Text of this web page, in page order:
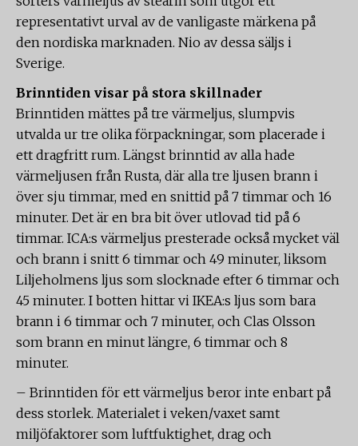
representativt urval av de vanligaste märkena på
den nordiska marknaden. Nio av dessa säljs i
Sverige.
Brinntiden visar på stora skillnader
Brinntiden mättes på tre värmeljus, slumpvis
utvalda ur tre olika förpackningar, som placerade i
ett dragfritt rum. Längst brinntid av alla hade
värmeljusen från Rusta, där alla tre ljusen brann i
över sju timmar, med en snittid på 7 timmar och 16
minuter. Det är en bra bit över utlovad tid på 6
timmar. ICA:s värmeljus presterade också mycket väl
och brann i snitt 6 timmar och 49 minuter, liksom
Liljeholmens ljus som slocknade efter 6 timmar och
45 minuter. I botten hittar vi IKEA:s ljus som bara
brann i 6 timmar och 7 minuter, och Clas Olsson
som brann en minut längre, 6 timmar och 8
minuter.
– Brinntiden för ett värmeljus beror inte enbart på
dess storlek. Materialet i veken/vaxet samt
miljöfaktorer som luftfuktighet, drag och